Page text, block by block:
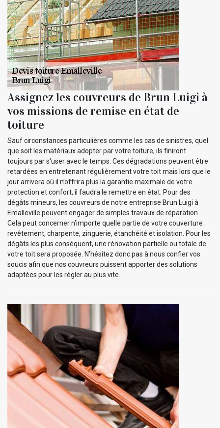
Assignez les couvreurs de Brun Luigi à
vos missions de remise en état de
toiture
Sauf circonstances particulières comme les cas de sinistres, quel
que soit les matériaux adopter par votre toiture, ils finiront
toujours par s'user avec le temps. Ces dégradations peuvent être
retardées en entretenant régulièrement votre toit mais lors que le
jour arrivera où il n’offrira plus la garantie maximale de votre
protection et confort, il faudra le remettre en état. Pour des
dégâts mineurs, les couvreurs de notre entreprise Brun Luigi à
Emalleville peuvent engager de simples travaux de réparation.
Cela peut concerner n’importe quelle partie de votre couverture :
revêtement, charpente, zinguerie, étanchéité et isolation. Pour les
dégâts les plus conséquent, une rénovation partielle ou totale de
votre toit sera proposée. N’hésitez donc pas à nous confier vos
soucis afin que nos couvreurs puissent apporter des solutions
adaptées pour les régler au plus vite.